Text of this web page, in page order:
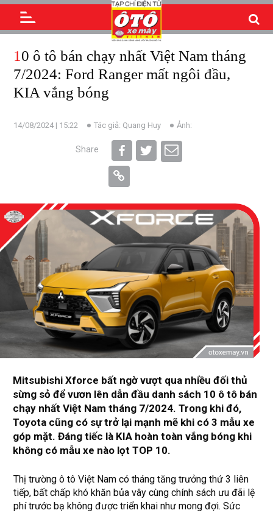
10 ô tô bán chạy nhất Việt Nam tháng
7/2024: Ford Ranger mất ngôi đầu,
KIA vắng bóng
14/08/2024 | 15:22 Tác giả: Quang Huy Ảnh:
Share
Mitsubishi Xforce bất ngờ vượt qua nhiều đối thủ
sừng sỏ để vươn lên dẫn đầu danh sách 10 ô tô bán
chạy nhất Việt Nam tháng 7/2024. Trong khi đó,
Toyota cũng có sự trở lại mạnh mẽ khi có 3 mẫu xe
góp mặt. Đáng tiếc là KIA hoàn toàn vắng bóng khi
không có mẫu xe nào lọt TOP 10.
Thị trường ô tô Việt Nam có tháng tăng trưởng thứ 3 liên
tiếp, bất chấp khó khăn bủa vây cùng chính sách ưu đãi lệ
phí trước bạ không được triển khai như mong đợi. Sức